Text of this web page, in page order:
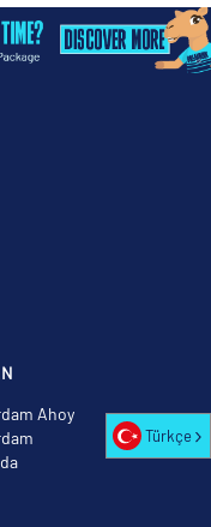
Ahoy
Türkçe